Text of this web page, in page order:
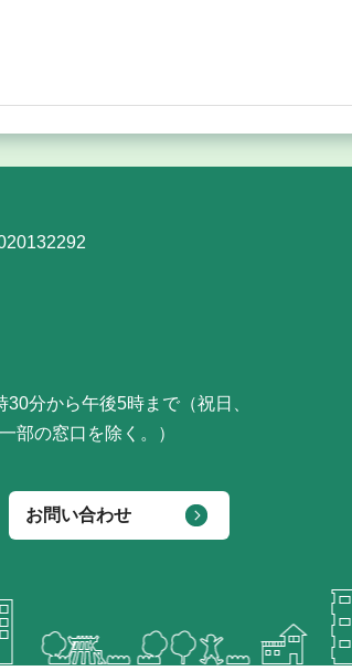
分から午後5時まで（祝日、
部の窓口を除く。）
お問い合わせ